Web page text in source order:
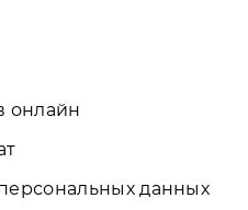
онлайн
данных